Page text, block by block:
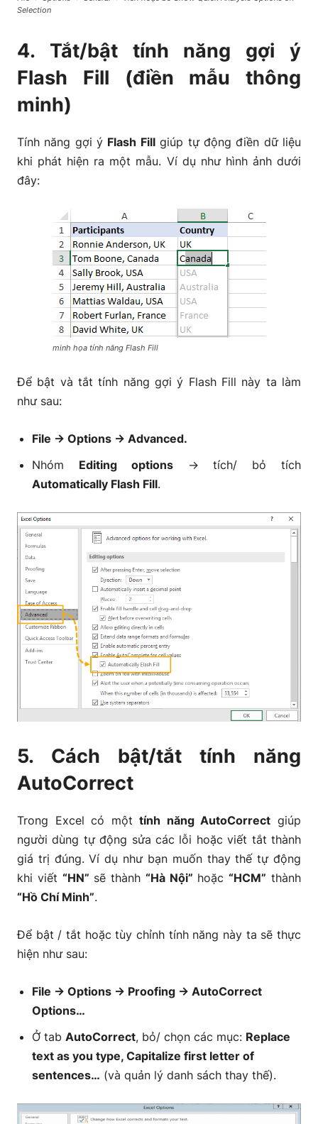
Selection
4. Tắt/bật tính năng gợi ý
Flash Fill (điền mẫu thông
minh)
Tính năng gợi ý Flash Fillgiúp tự động điền dữ liệu
khi phát hiện ra một mẫu. Ví dụ như hình ảnh dưới
đây:
minh họa tính năng Flash Fill
Để bật và tắt tính năng gợi ý Flash Fill này ta làm
như sau:
File → Options → Advanced.
Nhóm Editing options→ tích/ bỏ tích
Automatically Flash Fill.
5. Cách bật/tắt tính năng
AutoCorrect
Trong Excel có mộttính năng AutoCorrect giúp
người dùng tự động sửa các lỗi hoặc viết tắt thành
giá trị đúng. Ví dụ như bạn muốn thay thế tự động
khi viết “HN” sẽ thành “Hà Nội” hoặc“HCM” thành
“Hồ Chí Minh”.
Để bật / tắt hoặc tùy chỉnh tính năng này ta sẽ thực
hiện như sau:
File → Options → Proofing → AutoCorrect
Options…
Ở tab AutoCorrect, bỏ/ chọn các mục: Replace
text as you type, Capitalize first letter of
sentences… (và quản lý danh sách thay thế).